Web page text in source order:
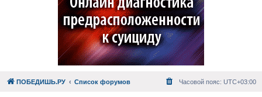
ПОБЕДИШЬ.РУ Список форумов Часовой пояс: UTC+03:00